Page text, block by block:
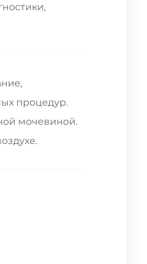
процедур.
мочевиной.